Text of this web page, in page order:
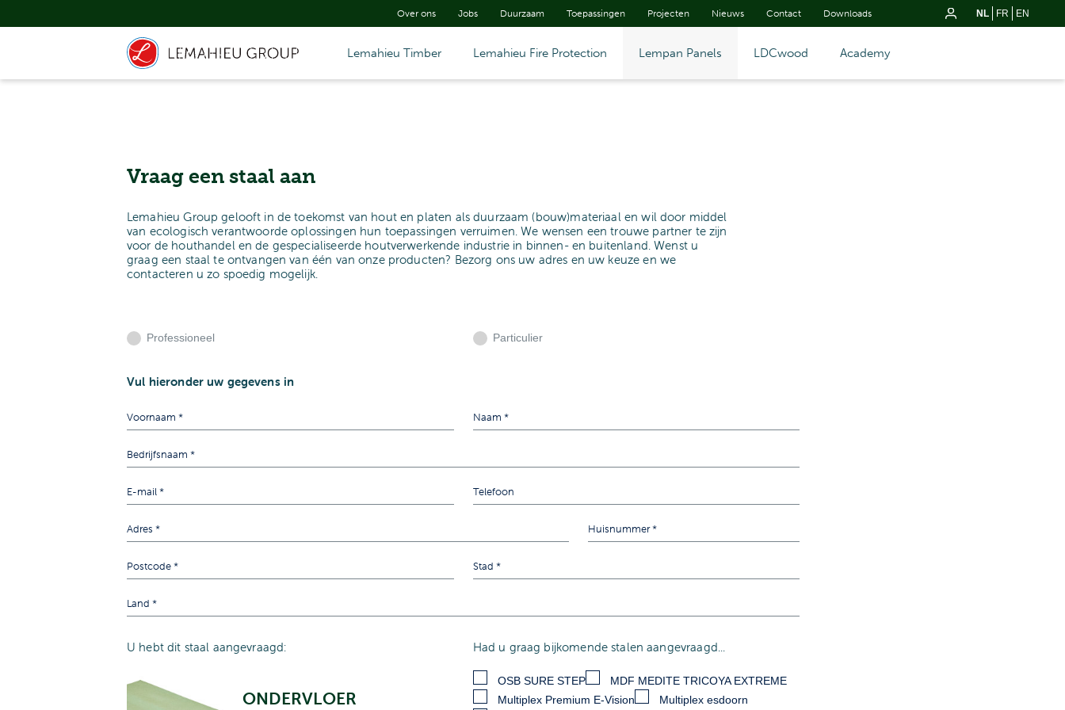
Over ons Jobs Duurzaam Toepassingen Projecten Nieuws Contact Downloads NL FR EN
Lemahieu Timber Lemahieu Fire Protection Lempan Panels LDCwood Academy
Vraag een staal aan
Lemahieu Group gelooft in de toekomst van hout en platen als duurzaam (bouw)materiaal en wil door middel
van ecologisch verantwoorde oplossingen hun toepassingen verruimen. We wensen een trouwe partner te zijn
voor de houthandel en de gespecialiseerde houtverwerkende industrie in binnen- en buitenland. Wenst u
graag een staal te ontvangen van één van onze producten? Bezorg ons uw adres en uw keuze en we
contacteren u zo spoedig mogelijk.
Professioneel Particulier
Vul hieronder uw gegevens in
U hebt dit staal aangevraagd:
ONDERVLOER
Had u graag bijkomende stalen aangevraagd...
OSB SURE STEP
MDF MEDITE TRICOYA EXTREME
Multiplex Premium E-Vision
Multiplex esdoorn